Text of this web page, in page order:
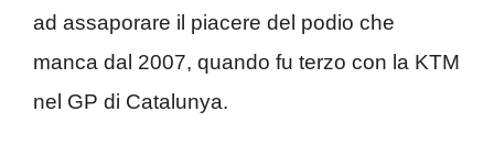
ad assaporare il piacere del podio che
manca dal 2007, quando fu terzo con la KTM
nel GP di Catalunya.